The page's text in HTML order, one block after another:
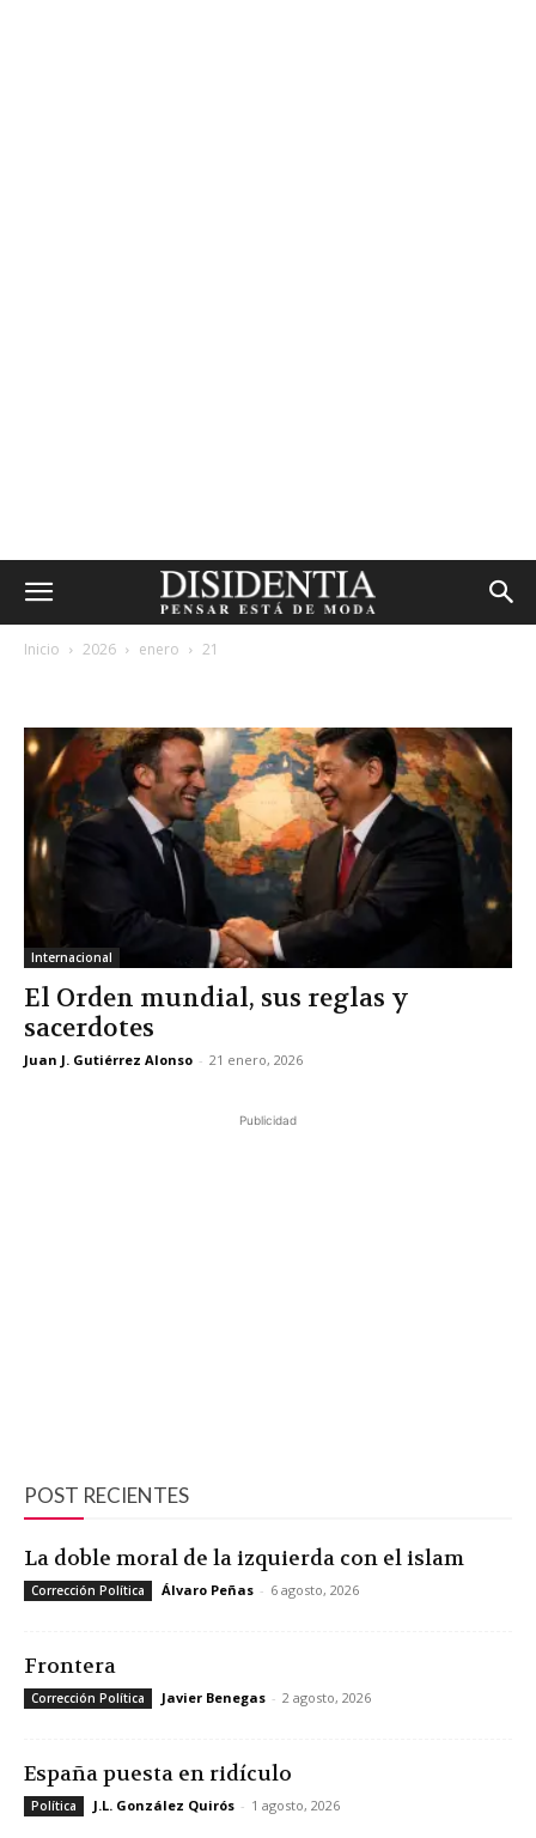
Inicio 2026 enero 21
Internacional
El Orden mundial, sus reglas y
sacerdotes
Juan J. Gutiérrez Alonso - 21 enero, 2026
Publicidad
POST RECIENTES
La doble moral de la izquierda con el islam
Corrección Política Álvaro Peñas - 6 agosto, 2026
Frontera
Corrección Política Javier Benegas - 2 agosto, 2026
España puesta en ridículo
Política J.L. González Quirós - 1 agosto, 2026